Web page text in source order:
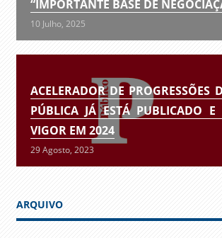
“IMPORTANTE BASE DE
10 Julho, 2025
ACELERADOR DE PROGRESSÕES
PÚBLICA JÁ ESTÁ PUBLICADO E
VIGOR EM 2024
29 Agosto, 2023
ARQUIVO